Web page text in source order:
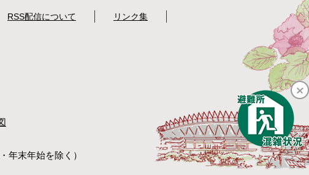
RSS配信について リンク集
年末年始を除く）